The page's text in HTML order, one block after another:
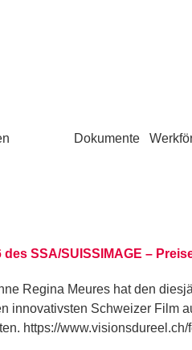
Dokumente
SSA/SUISSIMAGE –
Regina Meures hat den
innovativsten Schweizer Film
https://